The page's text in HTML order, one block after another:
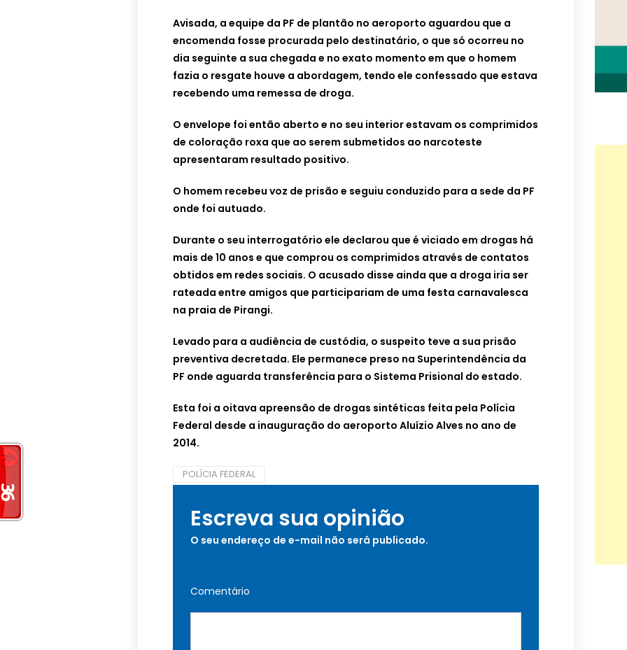
Avisada, a equipe da PF de plantão no aeroporto aguardou que a
encomenda fosse procurada pelo destinatário, o que só ocorreu no
dia seguinte a sua chegada e no exato momento em que o homem
fazia o resgate houve a abordagem, tendo ele confessado que estava
recebendo uma remessa de droga.
O envelope foi então aberto e no seu interior estavam os comprimidos
de coloração roxa que ao serem submetidos ao narcoteste
apresentaram resultado positivo.
O homem recebeu voz de prisão e seguiu conduzido para a sede da PF
onde foi autuado.
Durante o seu interrogatório ele declarou que é viciado em drogas há
mais de 10 anos e que comprou os comprimidos através de contatos
obtidos em redes sociais. O acusado disse ainda que a droga iria ser
rateada entre amigos que participariam de uma festa carnavalesca
na praia de Pirangi.
Levado para a audiência de custódia, o suspeito teve a sua prisão
preventiva decretada. Ele permanece preso na Superintendência da
PF onde aguarda transferência para o Sistema Prisional do estado.
Esta foi a oitava apreensão de drogas sintéticas feita pela Polícia
Federal desde a inauguração do aeroporto Aluízio Alves no ano de
2014.
POLÍCIA FEDERAL
Escreva sua opinião
O seu endereço de e-mail não será publicado.
Comentário